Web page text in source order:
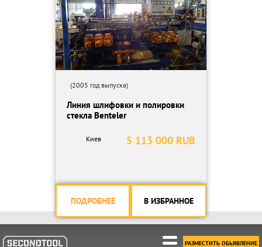
(2005 год выпуска)
Линия шлифовки и полировки
стекла Benteler
5 113 000 RUB
Киев
ПОДРОБНЕЕ В ИЗБРАННОЕ
РАЗМЕСТИТЬ ОБЬЯВЛЕНИЕ